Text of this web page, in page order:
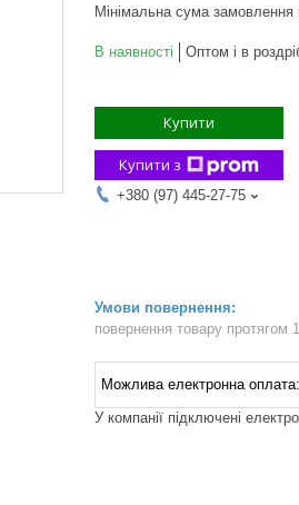
Мінімальна сума
В наявності Оптом і в
Купити
Купити з
+380 (97) 445-27-75
повернення товару протягом
У компанії підключені